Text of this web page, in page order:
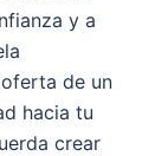
y a
de un
hacia tu
crear